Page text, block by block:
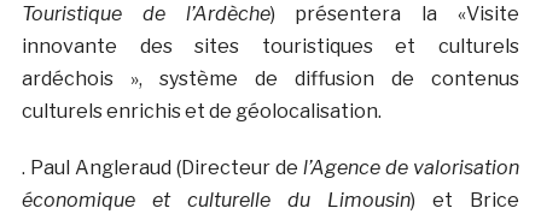
Touristique de l’Ardèche) présentera la «Visite
innovante des sites touristiques et culturels
ardéchois », système de diffusion de contenus
culturels enrichis et de géolocalisation.
. Paul Angleraud (Directeur de l’Agence de valorisation
économique et culturelle du Limousin) et Brice